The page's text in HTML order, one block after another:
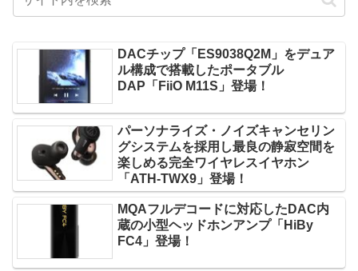
DACチップ「ES9038Q2M」をデュア
ル構成で搭載したポータブル
DAP「FiiO M11S」登場！
パーソナライズ・ノイズキャンセリン
グシステムを採用し最良の静寂空間を
楽しめる完全ワイヤレスイヤホン
「ATH-TWX9」登場！
MQAフルデコードに対応したDAC内
蔵の小型ヘッドホンアンプ「HiBy
FC4」登場！